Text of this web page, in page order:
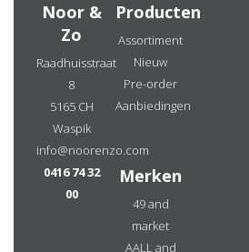
Noor &
Zo
Raadhuisstraat
8
5165 CH
Waspik
info@noorenzo.com
0416 74 32
00
Producten
Assortiment
Nieuw
Pre-order
Aanbiedingen
Merken
49 and
market
AALL and